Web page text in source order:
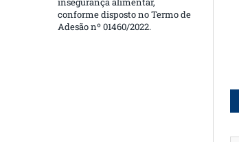
conforme disposto no Termo de
Adesão nº 01460/2022.